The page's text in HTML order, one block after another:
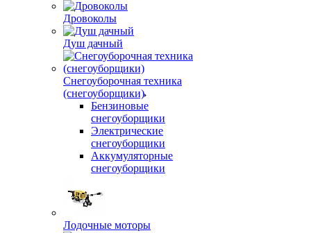
Дровоколы
Душ дачный
Снегоуборочная техника
(снегоуборщики)
Бензиновые
снегоуборщики
Электрические
снегоуборщики
Аккумуляторные
снегоуборщики
Лодочные моторы